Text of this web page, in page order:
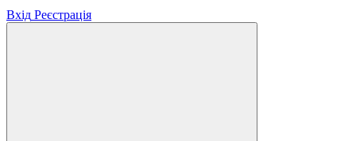
Вхід Реєстрація